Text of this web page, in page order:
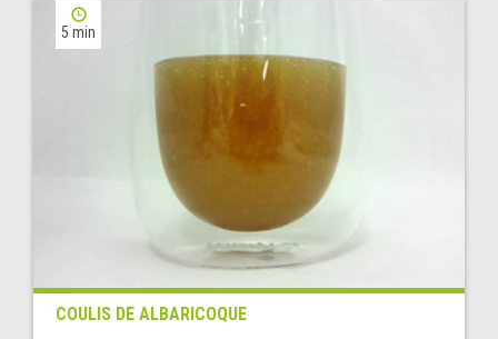
5 min
COULIS DE ALBARICOQUE